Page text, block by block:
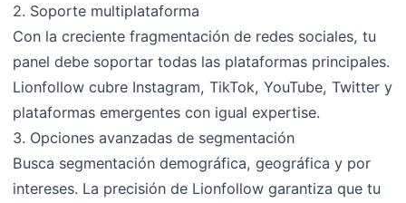
2. Soporte multiplataforma
Con la creciente fragmentación de redes sociales, tu
panel debe soportar todas las plataformas principales.
Lionfollow cubre Instagram, TikTok, YouTube, Twitter y
plataformas emergentes con igual expertise.
3. Opciones avanzadas de segmentación
Busca segmentación demográfica, geográfica y por
intereses. La precisión de Lionfollow garantiza que tu